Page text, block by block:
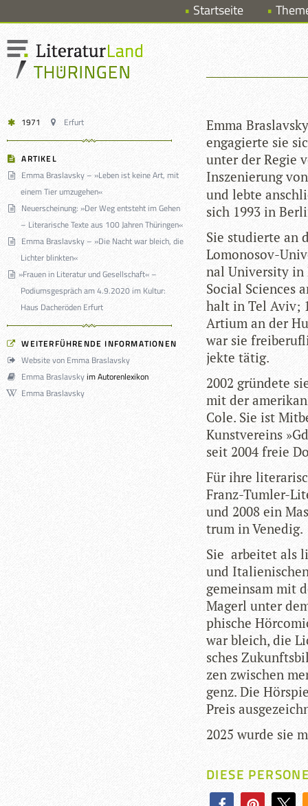
Startseite
1971 Erfurt
ARTIKEL
Emma Braslavsky – »Leben ist keine Art, mit
einem Tier umzugehen«
Neuerscheinung: »Der Weg entsteht im Gehen
– Literarische Texte aus 100 Jahren Thüringen«
Emma Braslavsky – »Die Nacht war bleich, die
Lichter blinkten«
»Frauen in Literatur und Gesellschaft« –
Podiumsgespräch am 4.9.2020 im Kultur:
Haus Dacheröden Erfurt
WEITERFÜHRENDE INFORMATIONEN
Website von Emma Braslavsky
Emma Braslavskyim Autorenlexikon
Emma Braslavsky
Emma
enga­gierte sie
unter der Regie
Insze­nie­rung
und lebte
sich 1993 in
Sie stu­dierte an
Lomo­no­sov-
nal Uni­ver­sity in
Social Sci­en­ces
halt in Tel Aviv;
Artium an der
war sie
jekte tätig.
2002 grün­dete
mit der
Cole. Sie ist
Kunst­ver­eins
seit 2004 freie
Für ihre
Franz-Tum­ler-
und 2008 ein
trum in Venedig.
Sie arbei­tet als
und
gemein­sam mit
Magerl unter
phi­sche
war bleich, die
sches
zen zwi­schen
genz. Die
Preis
2025 wurde sie
DIESE